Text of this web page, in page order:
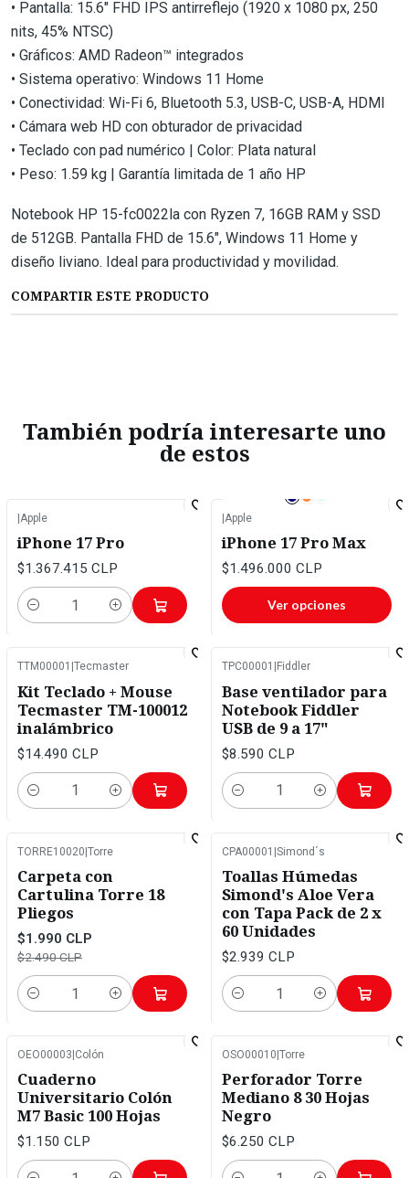
• Pantalla: 15.6" FHD IPS antirreflejo (1920 x 1080 px, 250
nits, 45% NTSC)
• Gráficos: AMD Radeon™ integrados
• Sistema operativo: Windows 11 Home
• Conectividad: Wi-Fi 6, Bluetooth 5.3, USB-C, USB-A, HDMI
• Cámara web HD con obturador de privacidad
• Teclado con pad numérico | Color: Plata natural
• Peso: 1.59 kg | Garantía limitada de 1 año HP
Notebook HP 15-fc0022la con Ryzen 7, 16GB RAM y SSD
de 512GB. Pantalla FHD de 15.6", Windows 11 Home y
diseño liviano. Ideal para productividad y movilidad.
COMPARTIR ESTE PRODUCTO
También podría interesarte uno
de estos
Apple
iPhone 17 Pro
$1.367.415 CLP
Cantidad
Apple
iPhone 17 Pro Max
$1.496.000 CLP
Ver opciones
TTM00001 Tecmaster
Kit Teclado + Mouse
Tecmaster TM-100012
inalámbrico
$14.490 CLP
Cantidad
TPC00001 Fiddler
Base ventilador para
Notebook Fiddler
USB de 9 a 17"
$8.590 CLP
Cantidad
TORRE10020|Torre
Carpeta con
Cartulina Torre 18
Pliegos
$1.990 CLP
$2.490 CLP
Cantidad
CPA00001 |Simond´s
Toallas Húmedas
Simond's Aloe Vera
con Tapa Pack de 2 x
60 Unidades
$2.939 CLP
Cantidad
OEO00003 Colón
Cuaderno
Universitario Colón
M7 Basic 100 Hojas
$1.150 CLP
OSO00010 Torre
Perforador Torre
Mediano 8 30 Hojas
Negro
$6.250 CLP